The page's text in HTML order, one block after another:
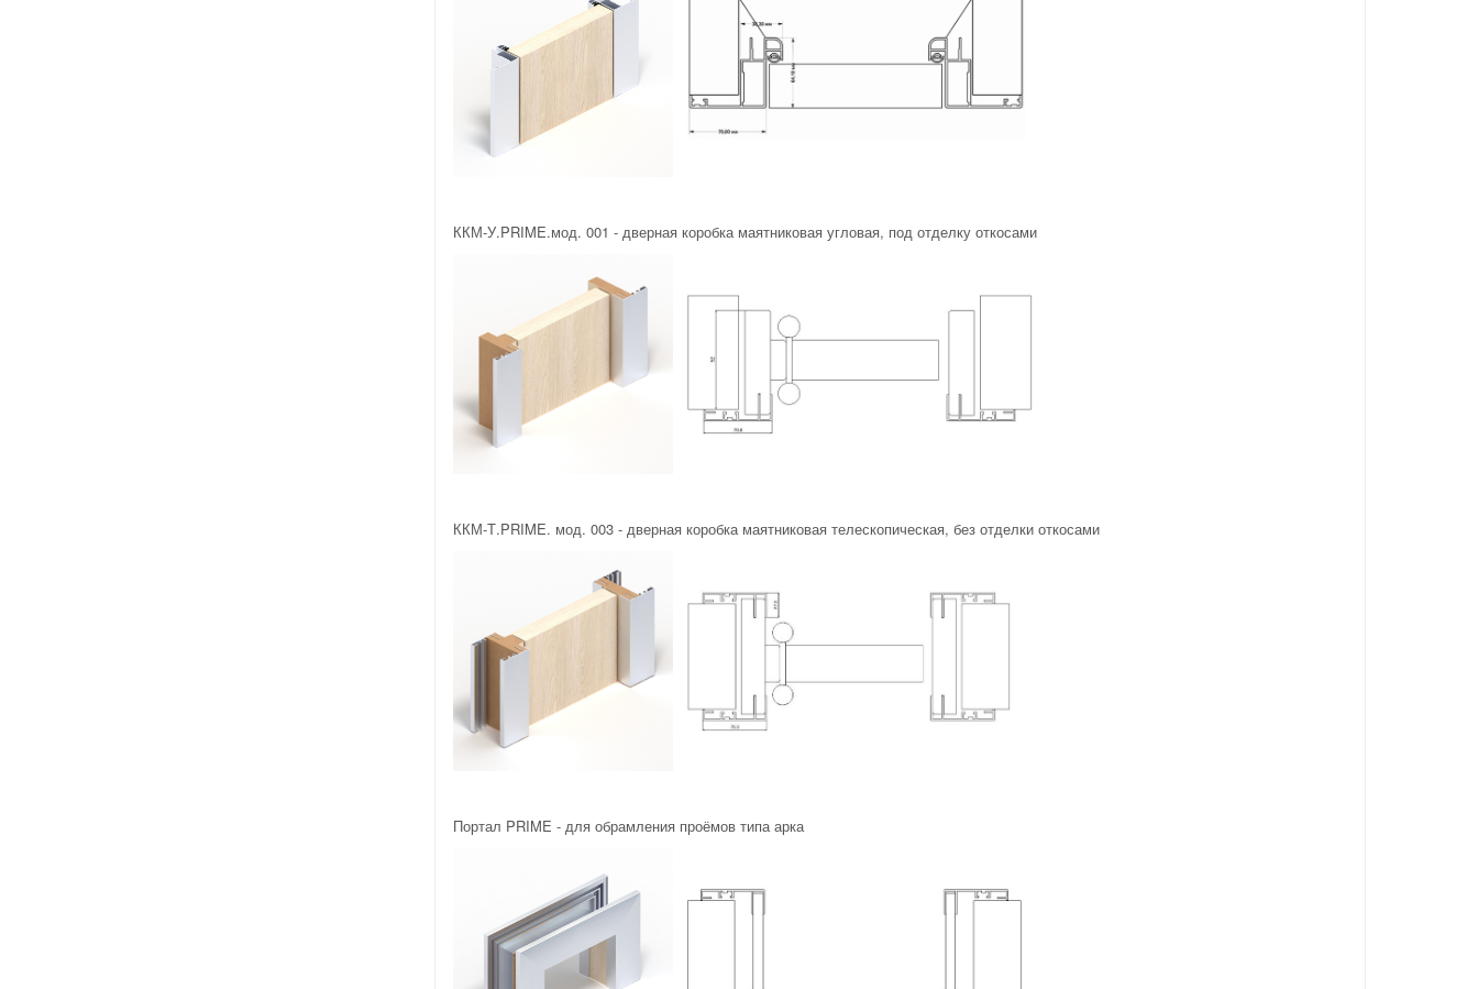
ККМ-У.PRIME.мод. 001 - дверная коробка маятниковая угловая, под отделку откосами
ККМ-Т.PRIME. мод. 003 - дверная коробка маятниковая телескопическая, без отделки откосами
Портал PRIME - для обрамления проёмов типа арка